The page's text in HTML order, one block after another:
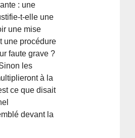
: une
t-elle une
une mise
une procédure
faute grave ?
les
à la
ce que disait
devant la